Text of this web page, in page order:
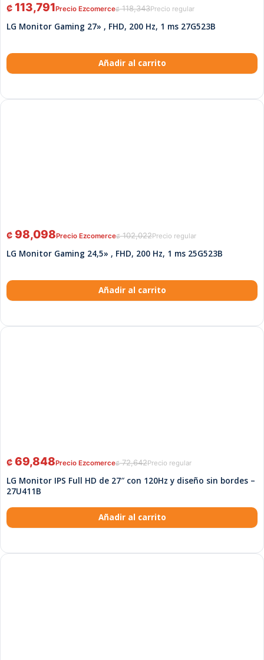
₡118,343
₡ 113,791
LG Monitor Gaming 27» , FHD, 200 Hz, 1 ms 27G523B
Añadir al carrito
₡102,022
₡ 98,098
LG Monitor Gaming 24,5» , FHD, 200 Hz, 1 ms 25G523B
Añadir al carrito
₡72,642
₡ 69,848
LG Monitor IPS Full HD de 27″ con 120Hz y diseño sin bordes –
27U411B
Añadir al carrito